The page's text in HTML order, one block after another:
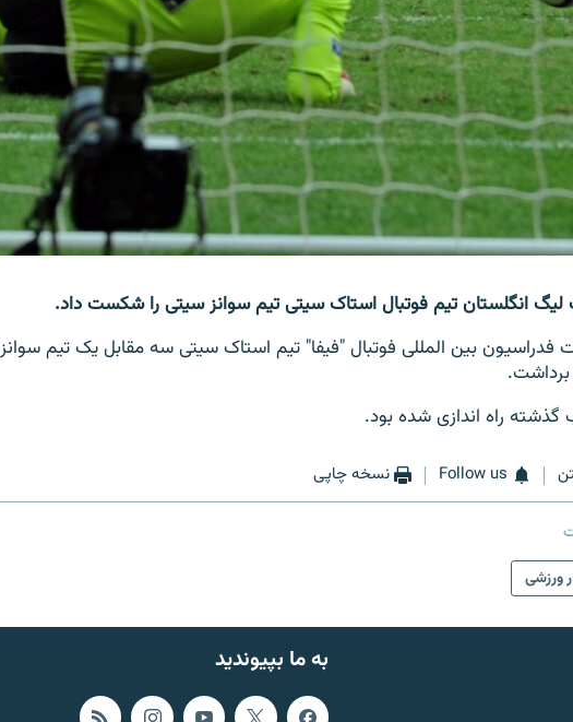
لیگ انگلستان تیم فوتبال استاک سیتی تیم سوانز سیتی را شکست داد.
بین المللی فوتبال "فیفا" تیم استاک سیتی سه مقابل یک تیم سوانز
برداشت.
راه اندازی شده بود.
Follow us نسخه چاپی
ورزشی
به ما بپیوندید